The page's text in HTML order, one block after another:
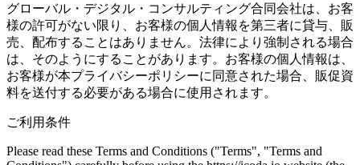
グローバル・デジタル・コンサルティング合同会社は、お客
様の許可がない限り、お客様の個人情報を第三者に貸与、販
売、配布することはありません。法律により強制される場合
は、そのようにすることがあります。お客様の個人情報は、
お客様が本プライバシーポリシーに同意された場合、販促資
料を送付する必要がある場合に使用されます。
ご利用条件
Please read these Terms and Conditions ("Terms", "Terms and